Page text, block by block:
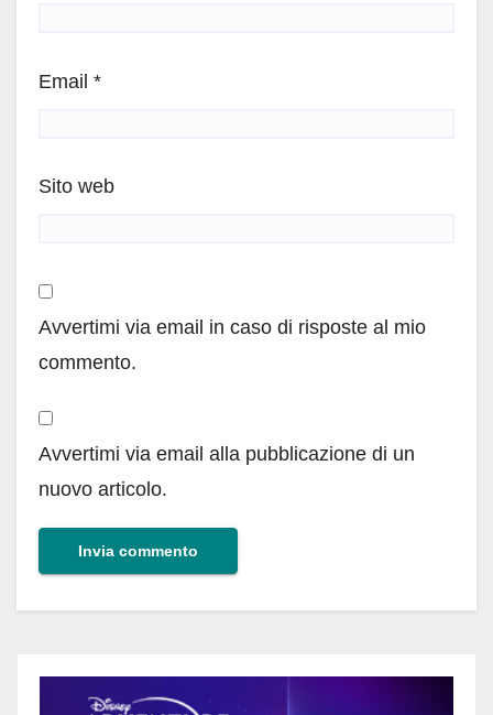
Email *
Sito web
Avvertimi via email in caso di risposte al mio
commento.
Avvertimi via email alla pubblicazione di un
nuovo articolo.